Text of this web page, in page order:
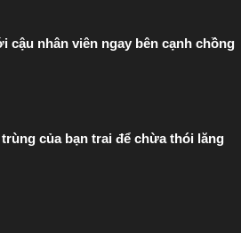
cậu nhân viên ngay bên cạnh chồng
của bạn trai để chừa thói lăng